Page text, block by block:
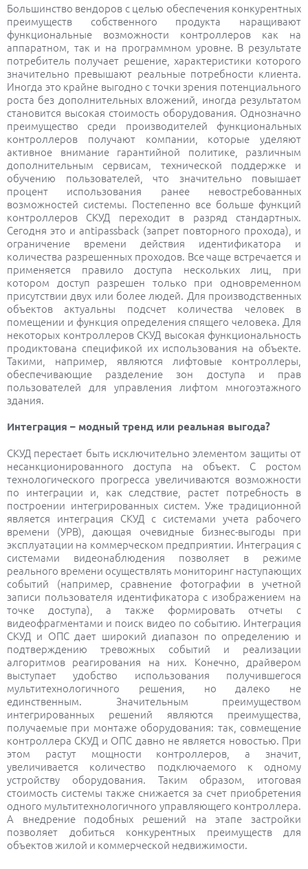
Большинство вендоров с целью обеспечения конкурентных
преимуществ собственного продукта наращивают
функциональные возможности контроллеров как на
аппаратном, так и на программном уровне. В результате
потребитель получает решение, характеристики которого
значительно превышают реальные потребности клиента.
Иногда это крайне выгодно с точки зрения потенциального
роста без дополнительных вложений, иногда результатом
становится высокая стоимость оборудования. Однозначно
преимущество среди производителей функциональных
контроллеров получают компании, которые уделяют
активное внимание гарантийной политике, различным
дополнительным сервисам, технической поддержке и
обучению пользователей, что значительно повышает
процент использования ранее невостребованных
возможностей системы. Постепенно все больше функций
контроллеров СКУД переходит в разряд стандартных.
Сегодня это и antipassback (запрет повторного прохода), и
ограничение времени действия идентификатора и
количества разрешенных проходов. Все чаще встречается и
применяется правило доступа нескольких лиц, при
котором доступ разрешен только при одновременном
присутствии двух или более людей. Для производственных
объектов актуальны подсчет количества человек в
помещении и функция определения спящего человека. Для
некоторых контроллеров СКУД высокая функциональность
продиктована спецификой их использования на объекте.
Такими, например, являются лифтовые контроллеры,
обеспечивающие разделение зон доступа и прав
пользователей для управления лифтом многоэтажного
здания.
Интеграция – модный тренд или реальная выгода?
СКУД перестает быть исключительно элементом защиты от
несанкционированного доступа на объект. С ростом
технологического прогресса увеличиваются возможности
по интеграции и, как следствие, растет потребность в
построении интегрированных систем. Уже традиционной
является интеграция СКУД с системами учета рабочего
времени (УРВ), дающая очевидные бизнес-выгоды при
эксплуатации на коммерческом предприятии. Интеграция с
системами видеонаблюдения позволяет в режиме
реального времени осуществлять мониторинг наступающих
событий (например, сравнение фотографии в учетной
записи пользователя идентификатора с изображением на
точке доступа), а также формировать отчеты с
видеофрагментами и поиск видео по событию. Интеграция
СКУД и ОПС дает широкий диапазон по определению и
подтверждению тревожных событий и реализации
алгоритмов реагирования на них. Конечно, драйвером
выступает удобство использования получившегося
мультитехнологичного решения, но далеко не
единственным. Значительным преимуществом
интегрированных решений являются преимущества,
получаемые при монтаже оборудования: так, совмещение
контроллера СКУД и ОПС давно не является новостью. При
этом растут мощности контроллеров, а значит,
увеличивается количество подключаемого к одному
устройству оборудования. Таким образом, итоговая
стоимость системы также снижается за счет приобретения
одного мультитехнологичного управляющего контроллера.
А внедрение подобных решений на этапе застройки
позволяет добиться конкурентных преимуществ для
объектов жилой и коммерческой недвижимости.